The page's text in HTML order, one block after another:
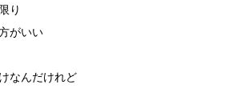
り
がいい
なんだけれど